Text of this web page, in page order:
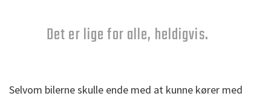
Det er lige for alle, heldigvis.
Selvom bilerne skulle ende med at kunne kører med